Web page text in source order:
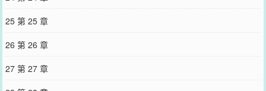
的高冷和疏离和他的真实性格完全是反着来的。明明生了一张漂亮昳
丽的美人面，实际上是一个只爬两层楼梯就会想原地摆烂的超级咸
鱼。薄年生平最爱两件事，一是打游戏，二是睡觉。——因为游戏怎
么打都很菜，而觉怎么睡都睡不够。-作为二十一世纪摆烂大军的一
员，薄年能坐着就不站着，能躺着就不坐着，唯一的梦想就是能有个
人帅钱多的冤大头毫无怨言地每个月甩五百万给他，并对他说：“男
人，随便花。”薄年原以为这样的冤大头永远都不会出现。直到家里破
产，继父卷走了他和妈妈所有的存款，连夜卷铺盖跑了。就在薄年看
25 第 25 章
26 第 26 章
27 第 27 章